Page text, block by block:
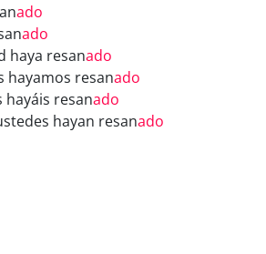
ado
ado
haya resanado
hayamos resanado
resanado
hayan resanado